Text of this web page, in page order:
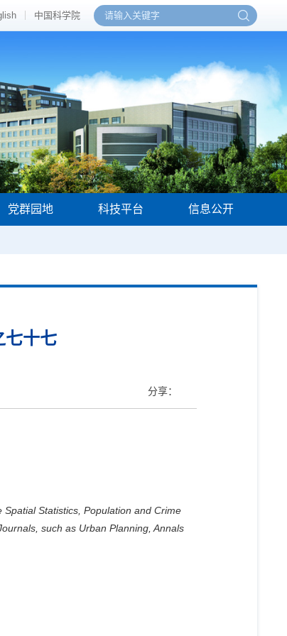
中国科学院
党群园地 科技平台 信息公开
七十七
分享：
Statistics, Population and Crime
such as Urban Planning, Annals